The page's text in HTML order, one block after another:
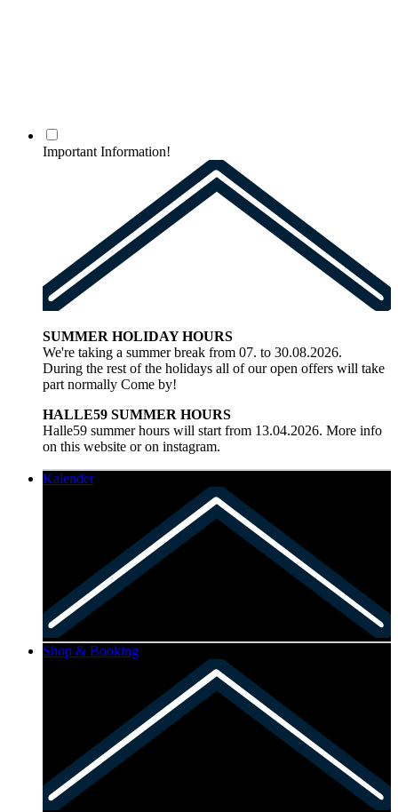
Important Information!
SUMMER HOLIDAY HOURS
We're taking a summer break from 07. to 30.08.2026.
During the rest of the holidays all of our open offers will take
part normally Come by!
HALLE59 SUMMER HOURS
Halle59 summer hours will start from 13.04.2026. More info
on this website or on instagram.
Kalender
Shop & Booking